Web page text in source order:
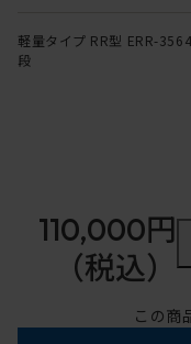
軽量タイプ RR型 ERR-
段
110,000円
（税込）
この商